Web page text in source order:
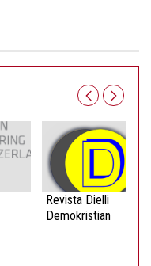
Revista Dielli
Demokristian